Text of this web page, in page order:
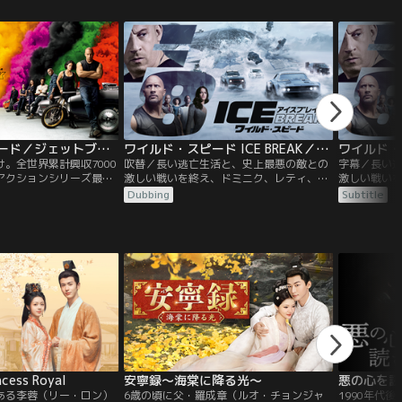
ワイルド・スピード／ジェットブレイク／字幕
。全世界累計興収7000
クションシリーズ最新
ら“ファミリー”と合流
ワイルド・スピード ICE BREAK／吹替【ドウェイン・ジョンソン＋ジェイソン・ステイサム】
吹替／長い逃亡生活と、史上最悪の敵との
激しい戦いを終え、ドミニク、レティ、ロ
ーマンら、固い絆で結ばれた“ファミリ
ー”は束の間の日常を味わっていた。しか
スは投獄され、ファミリーは崩壊の危機に
直面する。
Dubbing
字幕／長い
激しい戦い
ーマンら、
ー”は束の間
スは投獄さ
Subtitle
Royal
李蓉（リー・ロン）
安寧録～海棠に降る光～
6歳の頃に父・羅成章（ルオ・チョンジャ
悪の心を
1990年代後